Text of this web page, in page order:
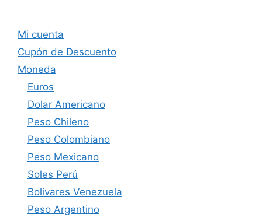
Mi cuenta
Cupón de Descuento
Moneda
Euros
Dolar Americano
Peso Chileno
Peso Colombiano
Peso Mexicano
Soles Perú
Bolivares Venezuela
Peso Argentino